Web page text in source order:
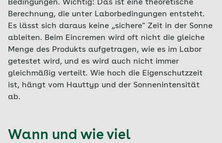
Bedingungen. Wichtig: Das ist eine theoretische
Berechnung, die unter Laborbedingungen entsteht.
Es lässt sich daraus keine „sichere" Zeit in der Sonne
ableiten. Beim Eincremen wird oft nicht die gleiche
Menge des Produkts aufgetragen, wie es im Labor
getestet wird, und es wird auch nicht immer
gleichmäßig verteilt. Wie hoch die Eigenschutzzeit
ist, hängt vom Hauttyp und der Sonnenintensität
ab.
Wann und wie viel